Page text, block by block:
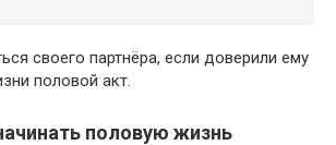
своего партнёра, если доверили ему
половой акт.
половую жизнь